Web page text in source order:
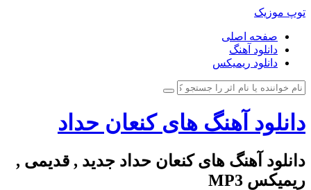
توپ موزیک
صفحه اصلی
دانلود آهنگ
دانلود ریمیکس
دانلود آهنگ های کنعان حداد
دانلود آهنگ های کنعان حداد جدید , قدیمی ,
ریمیکس MP3